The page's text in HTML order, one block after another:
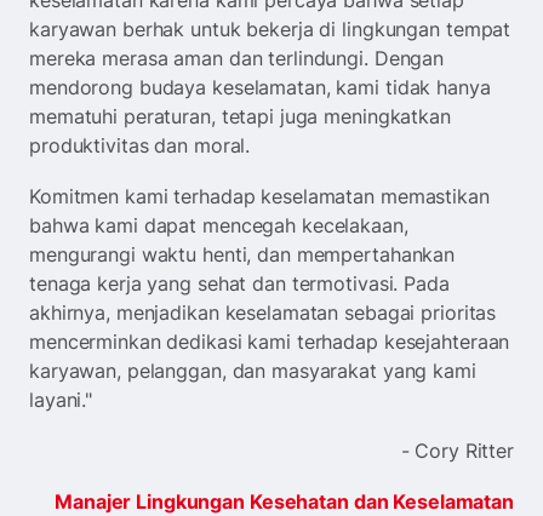
karyawan berhak untuk bekerja di lingkungan tempat
mereka merasa aman dan terlindungi. Dengan
mendorong budaya keselamatan, kami tidak hanya
mematuhi peraturan, tetapi juga meningkatkan
produktivitas dan moral.
Komitmen kami terhadap keselamatan memastikan
bahwa kami dapat mencegah kecelakaan,
mengurangi waktu henti, dan mempertahankan
tenaga kerja yang sehat dan termotivasi. Pada
akhirnya, menjadikan keselamatan sebagai prioritas
mencerminkan dedikasi kami terhadap kesejahteraan
karyawan, pelanggan, dan masyarakat yang kami
layani."
- Cory Ritter
Manajer Lingkungan Kesehatan dan Keselamatan